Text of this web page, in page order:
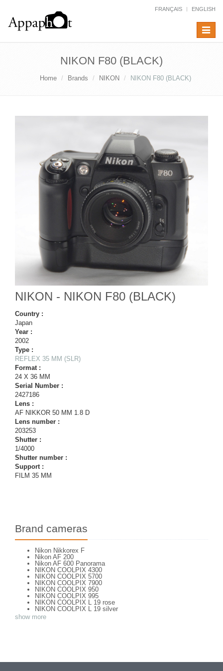
FRANÇAIS ENGLISH
Toggle
NIKON F80 (BLACK)
Home Brands NIKON NIKON F80 (BLACK)
NIKON - NIKON F80 (BLACK)
Country :
Japan
Year :
2002
Type :
REFLEX 35 MM (SLR)
Format :
24 X 36 MM
Serial Number :
2427186
Lens :
AF NIKKOR 50 MM 1.8 D
Lens number :
203253
Shutter :
1/4000
Shutter number :
Support :
FILM 35 MM
Brand cameras
Nikon Nikkorex F
Nikon AF 200
Nikon AF 600 Panorama
NIKON COOLPIX 4300
NIKON COOLPIX 5700
NIKON COOLPIX 7900
NIKON COOLPIX 950
NIKON COOLPIX 995
NIKON COOLPIX L 19 rose
NIKON COOLPIX L 19 silver
NIKON COOLPIX L 2
NIKON COOLPIX S 560
show more